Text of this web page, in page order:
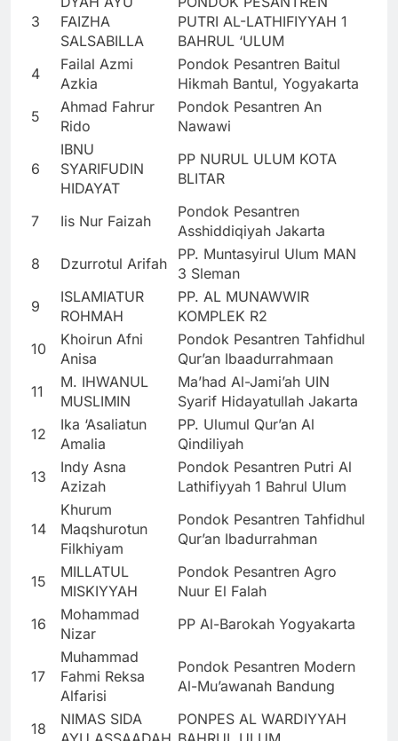
3
FAIZHA
SALSABILLA
PUTRI AL-LATHIFIYYAH 1
BAHRUL ‘ULUM
4
Failal Azmi
Azkia
Pondok Pesantren Baitul
Hikmah Bantul, Yogyakarta
5
Ahmad Fahrur
Rido
Pondok Pesantren An
Nawawi
6
IBNU
SYARIFUDIN
HIDAYAT
PP NURUL ULUM KOTA
BLITAR
7 Iis Nur Faizah
Pondok Pesantren
Asshiddiqiyah Jakarta
8
Dzurrotul Arifah
PP. Muntasyirul Ulum MAN
3 Sleman
9
ISLAMIATUR
ROHMAH
PP. AL MUNAWWIR
KOMPLEK R2
10
Khoirun Afni
Anisa
Pondok Pesantren Tahfidhul
Qur’an Ibaadurrahmaan
11
M. IHWANUL
MUSLIMIN
Ma’had Al-Jami’ah UIN
Syarif Hidayatullah Jakarta
12
Ika ‘Asaliatun
Amalia
PP. Ulumul Qur’an Al
Qindiliyah
13
Indy Asna
Azizah
Pondok Pesantren Putri Al
Lathifiyyah 1 Bahrul Ulum
14
Khurum
Maqshurotun
Filkhiyam
Pondok Pesantren Tahfidhul
Qur’an Ibadurrahman
15
MILLATUL
MISKIYYAH
Pondok Pesantren Agro
Nuur El Falah
16
Mohammad
Nizar
PP Al-Barokah Yogyakarta
17
Muhammad
Fahmi Reksa
Alfarisi
Pondok Pesantren Modern
Al-Mu’awanah Bandung
18
NIMAS SIDA
PONPES AL WARDIYYAH